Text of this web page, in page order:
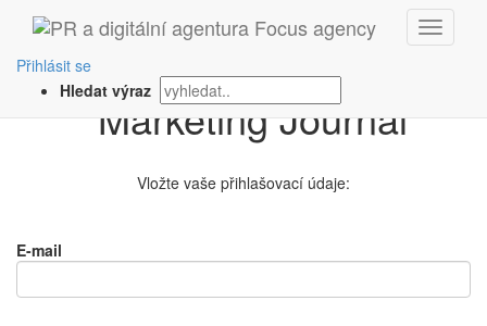
Přihlásit se
Hledat výrazPřihlášení na
Vložte vaše přihlašovací údaje:
E-mail